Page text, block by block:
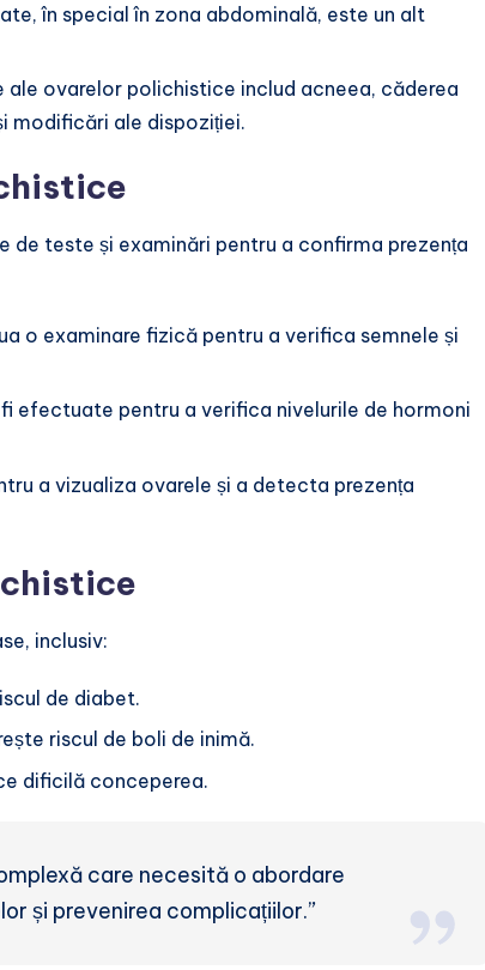
în special în zona abdominală, este un alt
ale ovarelor polichistice includ acneea, căderea
modificări ale dispoziției.
teste și examinări pentru a confirma prezența
o examinare fizică pentru a verifica semnele și
efectuate pentru a verifica nivelurile de hormoni
a vizualiza ovarele și a detecta prezența
inclusiv:
de diabet.
riscul de boli de inimă.
dificilă conceperea.
care necesită o abordare
și prevenirea complicațiilor.”